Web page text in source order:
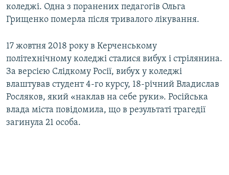
коледжі. Одна з поранених педагогів Ольга
Грищенко померла після тривалого лікування.
17 жовтня 2018 року в Керченському
політехнічному коледжі сталися вибух і стрілянина.
За версією Слідкому Росії, вибух у коледжі
влаштував студент 4-го курсу, 18-річний Владислав
Росляков, який «наклав на себе руки». Російська
влада міста повідомила, що в результаті трагедії
загинула 21 особа.